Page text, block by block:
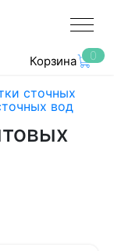
Корзина 0
сточных
вод